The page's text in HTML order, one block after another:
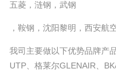
五菱，涟钢，武钢
，鞍钢，沈阳黎明，西安航
我司主要做以下优势品牌产
UTP、格莱尔GLENAIR、